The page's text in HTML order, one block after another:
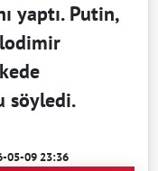
yaptı. Putin,
söyledi.
05-09 23:36